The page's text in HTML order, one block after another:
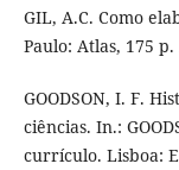
GIL, A.C. Como
Paulo: Atlas, 175 p.
GOODSON, I. F.
ciências. In.:
currículo. Lisboa: